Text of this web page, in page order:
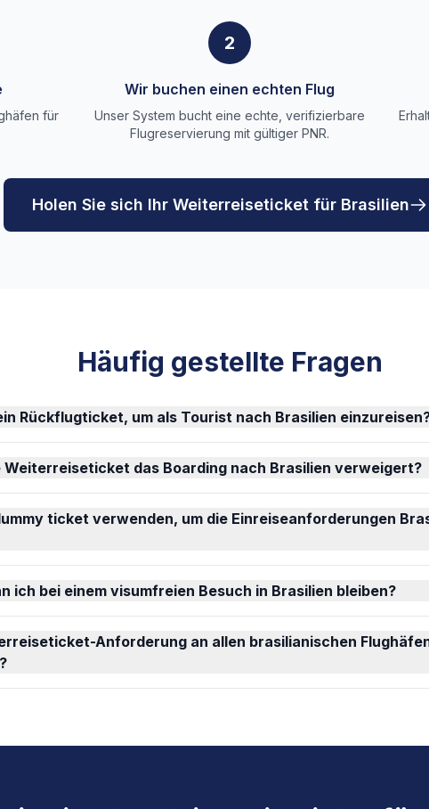
für
2
Wir buchen einen echten Flug
Unser System bucht eine echte, verifizierbare
Flugreservierung mit gültiger PNR.
Holen Sie sich Ihr Weiterreiseticket für Brasilien
Häufig gestellte Fragen
Rückflugticket, um als Tourist nach Brasilien
Weiterreiseticket das Boarding nach Brasilien verweigert?
ticket verwenden, um die Einreiseanforderungen
ich bei einem visumfreien Besuch in Brasilien bleiben?
Anforderung an allen brasilianischen